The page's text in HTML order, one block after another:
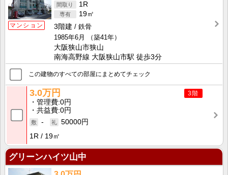
マンション
1R
19㎡
3階建
鉄骨
1985年6月
（築41年）
大阪狭山市狭山
南海高野線 大阪狭山市駅 徒歩3分
この建物のすべての部屋にまとめてチェック
3階
3.0万円
管理費 0円
共益費 0円
-
50000円
1R
19㎡
グリーンハイツ山中